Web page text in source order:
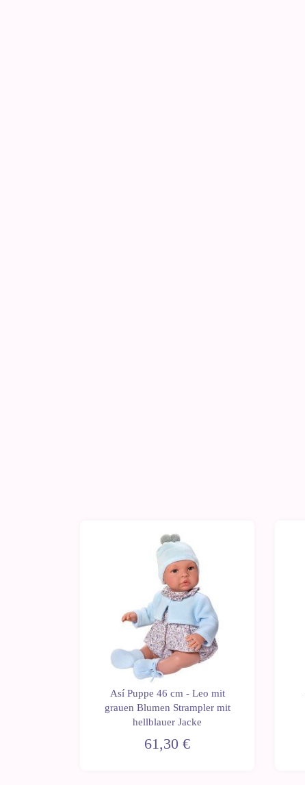
Así Puppe 46 cm - Leo mit
grauen Blumen Strampler mit
hellblauer Jacke
61,30 €